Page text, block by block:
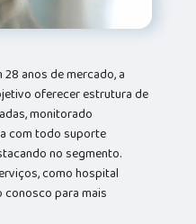
anos de mercado, a
oferecer estrutura de
monitorado
com todo suporte
no segmento.
como hospital
conosco para mais